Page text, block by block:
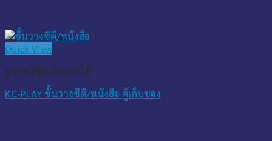
Quick View
อุปกรณ์จัดเก็บของใช้
KC-PLAY ชั้นวางซีดี/หนังสือ ตู้เก็บของ